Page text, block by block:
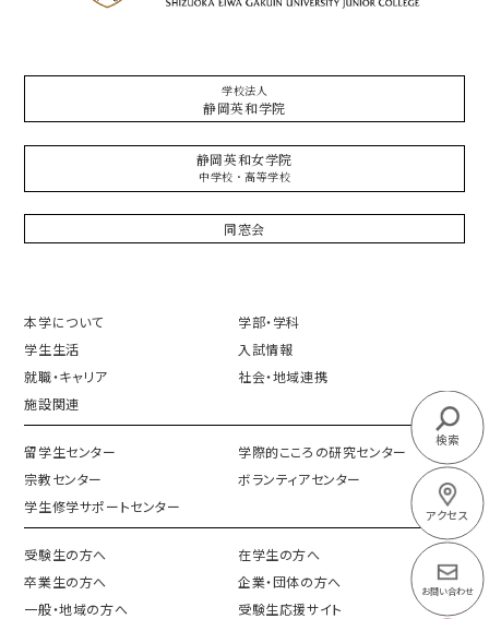
検索
アクセス
お問い合わせ
学校法人
静岡英和学院
静岡英和女学院
中学校・高等学校
同窓会
本学について
学部・学科
学生生活
入試情報
就職・キャリア
社会・地域連携
施設関連
留学生センター
学際的こころの研究センター
宗教センター
ボランティアセンター
学生修学サポートセンター
受験生の方へ
在学生の方へ
卒業生の方へ
企業・団体の方へ
一般・地域の方へ
受験生応援サイト